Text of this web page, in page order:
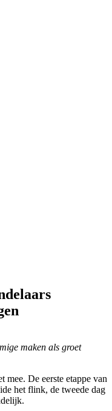
maken als groet
mee. De eerste etappe van
het flink, de tweede dag